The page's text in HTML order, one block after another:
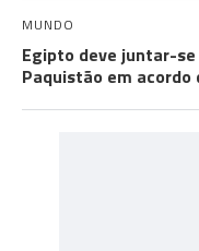
MUNDO
Egipto deve juntar-
Paquistão em